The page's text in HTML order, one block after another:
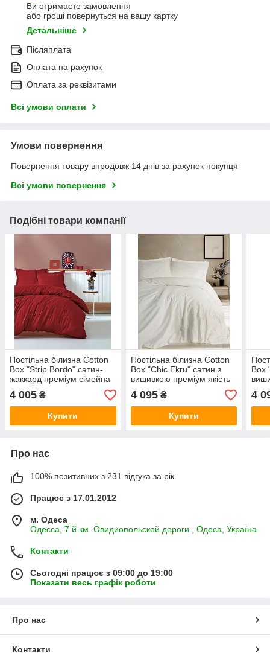
Ви отримаєте замовлення
або гроші повернуться на вашу картку
Детальніше
Післяплата
Оплата на рахунок
Оплата за реквізитами
Всі умови оплати
Умови повернення
Повернення товару впродовж 14 днів за рахунок покупця
Всі умови повернення
Подібні товари компанії
Постільна білизна Cotton
Box "Strip Bordo" сатин-
жаккард преміум сімейна
4 005 ₴
Купити
Постільна білизна Cotton
Box "Chic Ekru" сатин з
вишивкою преміум якість
євроТуреччина
4 095₴
Купити
Box
4
Про нас
100% позитивних з 231 відгука за рік
Працює з 17.01.2012
м. Одеса
Одесса, 7 й км. Овидиопольской дороги., Одеса, Україна
Контакти
Сьогодні працює з 09:00 до 19:00
Показати весь графік роботи
Про нас
Контакти